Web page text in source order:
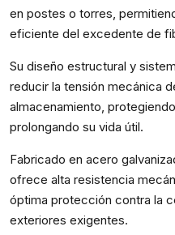
en postes o torres,
eficiente del excedente de
Su diseño estructural y
reducir la tensión mecánica
almacenamiento,
prolongando su vida útil.
Fabricado en acero
ofrece alta resistencia
óptima protección contra la
exteriores exigentes.